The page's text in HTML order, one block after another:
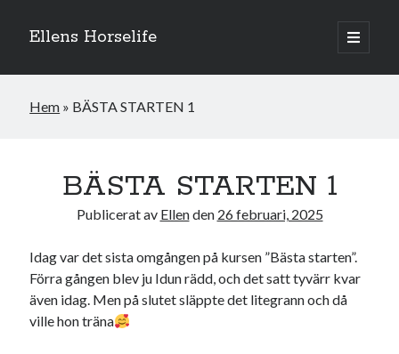
Ellens Horselife
öppna
primär
Sidopanel
Hej och välkomna till min blogg! Jag heter Ellen och är född 1996. På
Hem » BÄSTA STARTEN 1
BÄSTA STARTEN 1
Publicerat av Ellenden 26 februari, 2025
Idag var det sista omgången på kursen ”Bästa starten”.
Förra gången blev ju Idun rädd, och det satt tyvärr kvar
även idag. Men på slutet släppte det litegrann och då
ville hon träna